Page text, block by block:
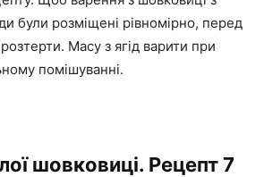
були розміщені рівномірно, перед
Масу з ягід варити при
помішуванні.
шовковиці. Рецепт 7